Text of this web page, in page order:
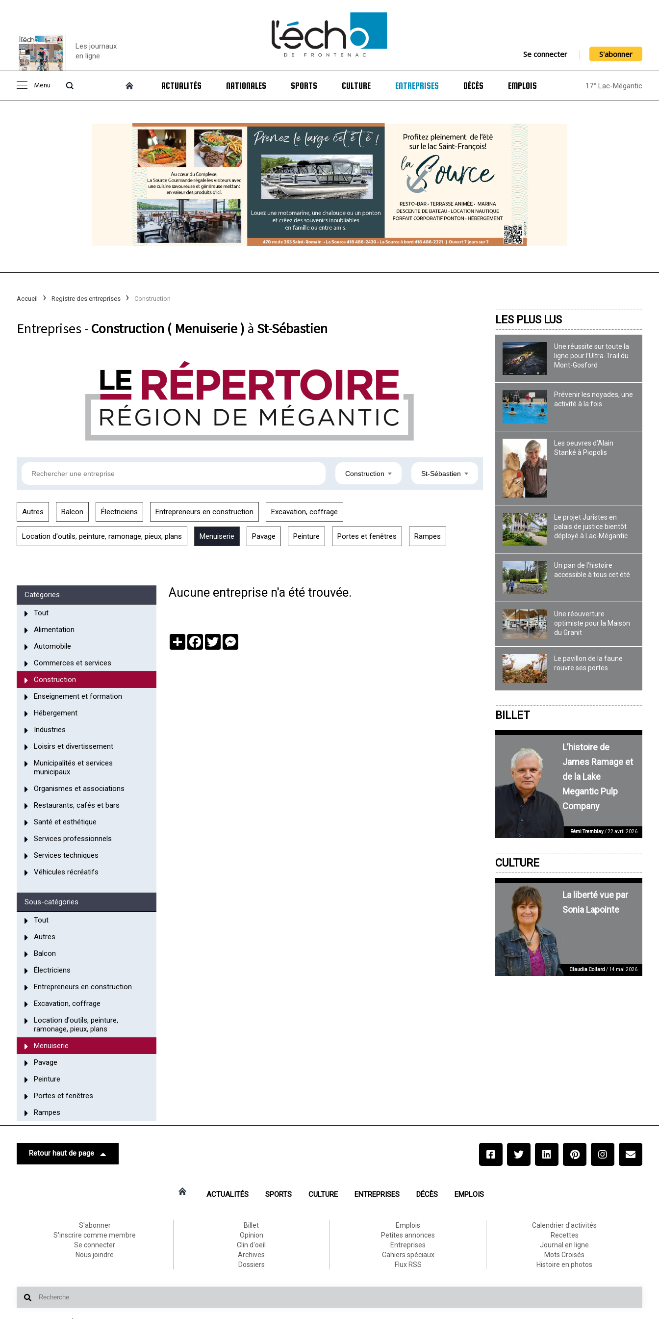
Consulter le
Les journaux
en ligne
Se connecter S'abonner
Menu ACTUALITÉS NATIONALES SPORTS CULTURE ENTREPRISES DÉCÈS EMPLOIS 17° Lac-Mégantic
Accueil Registre des entreprises Construction
Entreprises - Construction ( Menuiserie ) à St-Sébastien
Construction St-Sébastien
Autres Balcon Électriciens Entrepreneurs en construction Excavation, coffrage
Location d'outils, peinture, ramonage, pieux, plans Menuiserie Pavage Peinture Portes et fenêtres Rampes
Catégories
Tout
Alimentation
Automobile
Commerces et services
Construction
Enseignement et formation
Hébergement
Industries
Loisirs et divertissement
Municipalités et services
municipaux
Organismes et associations
Restaurants, cafés et bars
Santé et esthétique
Services professionnels
Services techniques
Véhicules récréatifs
Sous-catégories
Tout
Autres
Balcon
Électriciens
Entrepreneurs en construction
Excavation, coffrage
Location d'outils, peinture,
ramonage, pieux, plans
Menuiserie
Pavage
Peinture
Portes et fenêtres
Rampes
Aucune entreprise n'a été trouvée.
PartagerFacebook
Twitter
LES PLUS LUS
Une réussite sur toute la
ligne pour l’Ultra-Trail du
Mont-Gosford
Prévenir les noyades, une
activité à la fois
Les oeuvres d’Alain
Stanké à Piopolis
Le projet Juristes en
palais de justice bientôt
déployé à Lac-Mégantic
Un pan de l’histoire
accessible à tous cet été
Une réouverture
optimiste pour la Maison
du Granit
Le pavillon de la faune
rouvre ses portes
BILLET
L’histoire de
James Ramage et
de la Lake
Megantic Pulp
Company
Rémi Tremblay/ 22 avril 2026
CULTURE
La liberté vue par
Sonia Lapointe
Claudia Collard/ 14 mai 2026
Retour haut de page
ACTUALITÉS SPORTS CULTURE ENTREPRISES DÉCÈS EMPLOIS
S'abonner
S'inscrire comme membre
Se connecter
Nous joindre
Billet
Opinion
Clin d'oeil
Archives
Dossiers
Emplois
Petites annonces
Entreprises
Cahiers spéciaux
Flux RSS
Calendrier d'activités
Recettes
Journal en ligne
Mots Croisés
Histoire en photos